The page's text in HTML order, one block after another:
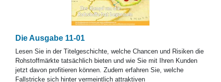
Die Ausgabe 11-01
Lesen Sie in der Titelgeschichte, welche Chancen und Risiken die
Rohstoffmärkte tatsächlich bieten und wie Sie mit Ihren Kunden
jetzt davon profitieren können. Zudem erfahren Sie, welche
Fallstricke sich hinter vermeintlich attraktiven